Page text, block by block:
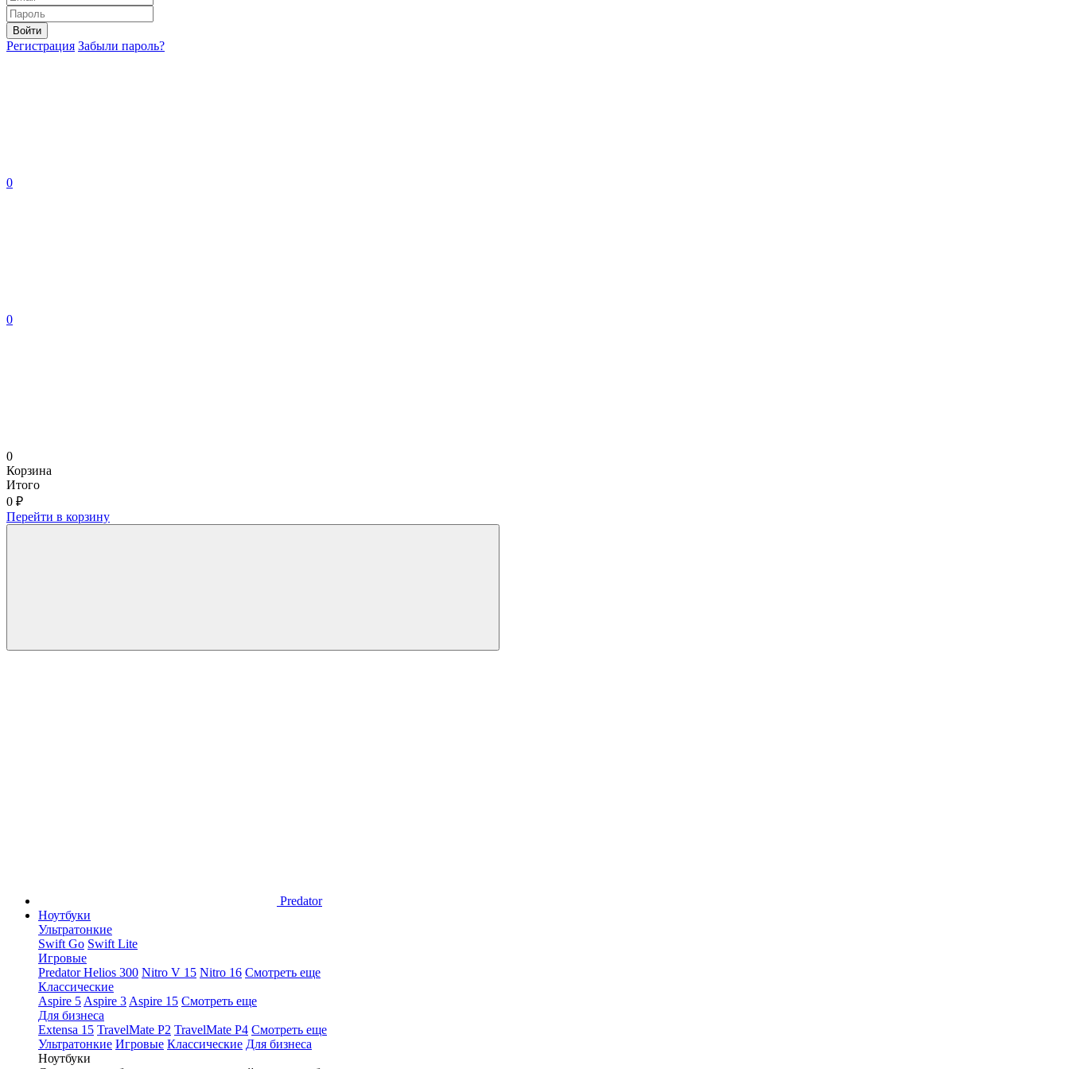
Войти
Регистрация Забыли пароль?
0
0
0
Корзина
Итого
0 ₽
Перейти в корзину
Predator
Ноутбуки
Ультратонкие
Swift Go Swift Lite
Игровые
Predator Helios 300 Nitro V 15 Nitro 16 Смотреть еще
Классические
Aspire 5 Aspire 3 Aspire 15 Смотреть еще
Для бизнеса
Extensa 15 TravelMate P2 TravelMate P4 Смотреть еще
Ультратонкие Игровые Классические Для бизнеса
Ноутбуки